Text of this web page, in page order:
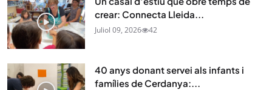
crear: Connecta Lleida...
Juliol 09, 2026 42
40 anys donant servei als infants i
famílies de Cerdanya:...